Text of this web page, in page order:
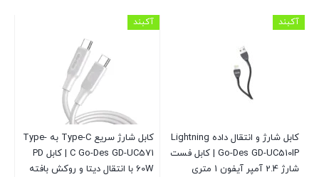
کابل شارژ و انتقال داده Lightning
Go-Des GD-UC510IP | کابل فست
شارژ 2.4 آمپر آیفون 1 متری
آکبند
کابل شارژ سریع Type-C به Type-
C Go-Des GD-UC571 | کابل PD
60W با انتقال دیتا و روکش بافته
آکبند